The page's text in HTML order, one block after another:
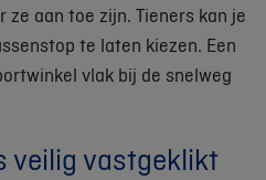
aan toe zijn. Tieners kan je
te laten kiezen. Een
vlak bij de snelweg
veilig vastgeklikt